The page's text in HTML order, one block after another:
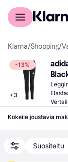
Kuluttajille
Klarna/Shopping/
-13%
+3
Kokeile joustavia
Suositeltu